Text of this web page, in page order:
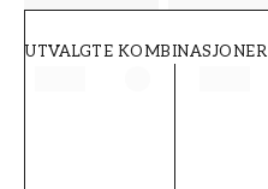
UTVALGTE KOMBINASJONER